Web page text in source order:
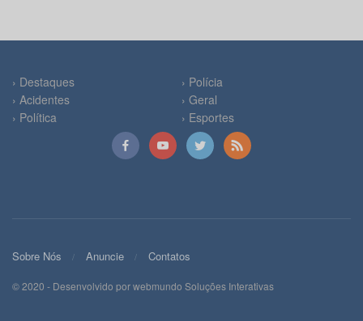
› Destaques
› Acidentes
› Política
› Polícia
› Geral
› Esportes
Sobre Nós Anuncie Contatos
© 2020 - Desenvolvido por webmundo Soluções Interativas